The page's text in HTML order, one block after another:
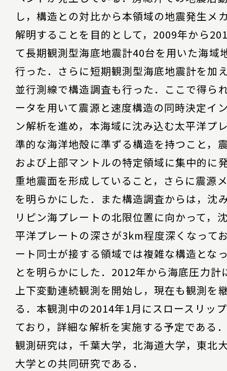
し，構造との対比から本領域の地震発生メ
解明することを目的として，2009年から
て長期観測型海底地震計40台を用いた海域
行った．さらに短期観測型海底地震計を加
並行測線で構造調査も行った．ここで得ら
ータを用いて震源と速度構造の同時決定イ
ン解析を進め，本海域に沈み込む太平洋プ
準的な海洋地殻に準ずる構造を持つこと，
および上部マントルの特定領域に集中的に
重地震面を形成していること，さらに震源
を明らかにした．また構造調査からは，沈
リピン海プレートの北限位置に向かって，
平洋プレートの深さが3km程度深くなって
ート同士が接する領域では複雑な構造とな
とを明らかにした．2012年から海底圧力計
上下変動連続観測を開始し，現在も観測を
る．本観測中の2014年1月にスロースリッ
ており，詳細な解析を実施する予定である
観測研究は，千葉大学，北海道大学，東北
大学との共同研究である．